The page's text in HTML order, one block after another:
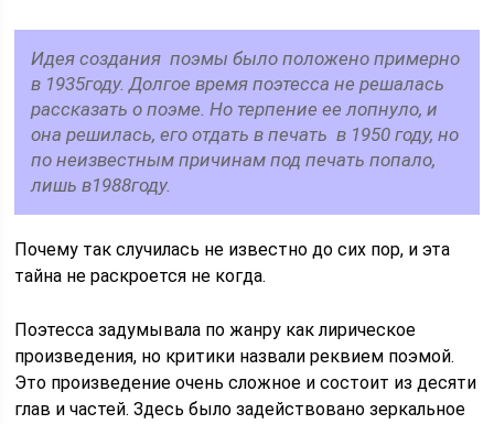
Идея создания поэмы было положено примерно
в 1935году. Долгое время поэтесса не решалась
рассказать о поэме. Но терпение ее лопнуло, и
она решилась, его отдать в печать в 1950 году, но
по неизвестным причинам под печать попало,
лишь в1988году.
Почему так случилась не известно до сих пор, и эта
тайна не раскроется не когда.
Поэтесса задумывала по жанру как лирическое
произведения, но критики назвали реквием поэмой.
Это произведение очень сложное и состоит из десяти
глав и частей. Здесь было задействовано зеркальное